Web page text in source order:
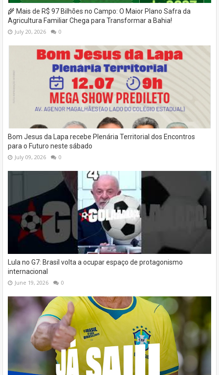
🌾 Mais de R$ 97 Bilhões no Campo: O Maior Plano Safra da
Agricultura Familiar Chega para Transformar a Bahia!
July 20, 2026 0
Bom Jesus da Lapa recebe Plenária Territorial dos Encontros
para o Futuro neste sábado
July 09, 2026 0
Lula no G7: Brasil volta a ocupar espaço de protagonismo
internacional
June 19, 2026 0